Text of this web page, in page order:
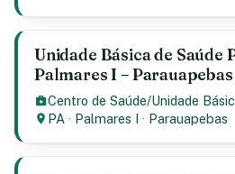
Unidade Básica de Saúde
Palmares I – Parauapebas
Centro de Saúde/Unidade
PA · Palmares I · Parauapebas